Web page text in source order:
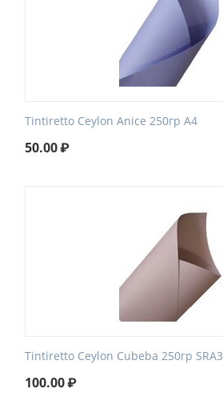
Tintiretto Ceylon Anice 250гр А4
50.00₽
Tintiretto Ceylon Cubeba 250гр SRA3
100.00₽